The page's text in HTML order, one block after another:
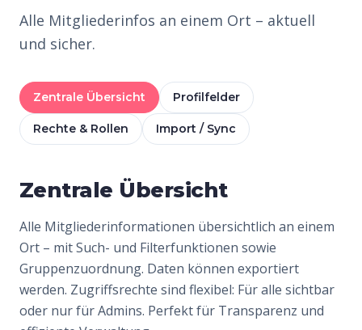
Alle Mitgliederinfos an einem Ort – aktuell
und sicher.
Zentrale Übersicht Profilfelder
Rechte & Rollen Import / Sync
Zentrale Übersicht
Alle Mitgliederinformationen übersichtlich an einem
Ort – mit Such- und Filterfunktionen sowie
Gruppenzuordnung. Daten können exportiert
werden. Zugriffsrechte sind flexibel: Für alle sichtbar
oder nur für Admins. Perfekt für Transparenz und